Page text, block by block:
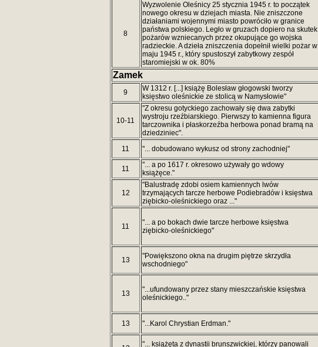
8
Wyzwolenie Oleśnicy 25 stycznia 1945 r. to początek
nowego okresu w dziejach miasta. Nie zniszczone
działaniami wojennymi miasto powróciło w granice
państwa polskiego. Legło w gruzach dopiero na skutek
pożarów wzniecanych przez okupujące go wojska
radzieckie. A dzieła zniszczenia dopełnił wielki pożar w
maju 1945 r., który spustoszył zabytkowy zespół
staromiejski w ok. 80%
Zamek
9
W 1312 r. [...] książę Bolesław głogowski tworzy
księstwo oleśnickie ze stolicą w Namysłowie"
10-11
"Z okresu gotyckiego zachowały się dwa zabytki
wystroju rzeźbiarskiego. Pierwszy to kamienna figura
tarczownika i płaskorzeźba herbowa ponad bramą na
dziedziniec".
11 "... dobudowano wykusz od strony zachodniej"
11
"... a po 1617 r. okresowo używały go wdowy
książęce."
12
"Balustradę zdobi osiem kamiennych lwów
trzymających tarcze herbowe Podiebradów i księstwa
ziębicko-oleśnickiego oraz ..."
11
"... a po bokach dwie tarcze herbowe księstwa
ziębicko-oleśnickiego"
13
"Powiększono okna na drugim piętrze skrzydła
wschodniego"
13
"...ufundowany przez stany mieszczańskie księstwa
oleśnickiego.."
13 "...Karol Chrystian Erdman."
"... książęta z dynastii brunszwickiej, którzy panowali